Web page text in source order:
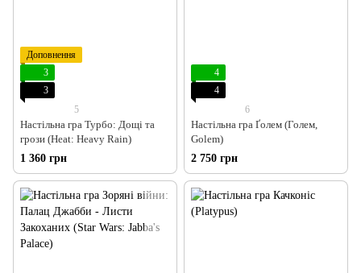
Доповнення
3
3
5
Настільна гра Турбо: Дощі та
грози (Heat: Heavy Rain)
1 360 грн
4
4
6
Настільна гра Ґолем (Голем,
Golem)
2 750 грн